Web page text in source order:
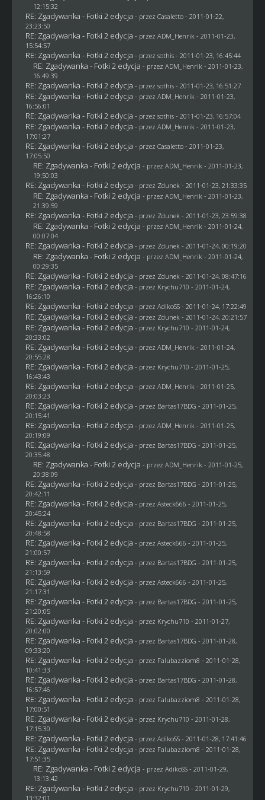
12:15:32
RE: Zgadywanka - Fotki 2 edycja - przez Casaletto- 2011-01-22,
23:23:50
RE: Zgadywanka - Fotki 2 edycja - przez ADM_Henrik - 2011-01-23,
15:54:57
RE: Zgadywanka - Fotki 2 edycja - przez sothis- 2011-01-23, 16:45:44
RE: Zgadywanka - Fotki 2 edycja - przez ADM_Henrik - 2011-01-23,
16:49:39
RE: Zgadywanka - Fotki 2 edycja - przez sothis- 2011-01-23, 16:51:27
RE: Zgadywanka - Fotki 2 edycja - przez ADM_Henrik - 2011-01-23,
16:56:01
RE: Zgadywanka - Fotki 2 edycja - przez sothis- 2011-01-23, 16:57:04
RE: Zgadywanka - Fotki 2 edycja - przez ADM_Henrik - 2011-01-23,
17:01:27
RE: Zgadywanka - Fotki 2 edycja - przez Casaletto- 2011-01-23,
17:05:50
RE: Zgadywanka - Fotki 2 edycja - przez ADM_Henrik - 2011-01-23,
19:50:03
RE: Zgadywanka - Fotki 2 edycja - przez Zdunek - 2011-01-23, 21:33:35
RE: Zgadywanka - Fotki 2 edycja - przez ADM_Henrik - 2011-01-23,
21:39:59
RE: Zgadywanka - Fotki 2 edycja - przez Zdunek - 2011-01-23, 23:59:38
RE: Zgadywanka - Fotki 2 edycja - przez ADM_Henrik - 2011-01-24,
00:07:04
RE: Zgadywanka - Fotki 2 edycja - przez Zdunek - 2011-01-24, 00:19:20
RE: Zgadywanka - Fotki 2 edycja - przez ADM_Henrik - 2011-01-24,
00:29:35
RE: Zgadywanka - Fotki 2 edycja - przez Zdunek - 2011-01-24, 08:47:16
RE: Zgadywanka - Fotki 2 edycja - przez Krychu710 - 2011-01-24,
16:26:10
RE: Zgadywanka - Fotki 2 edycja - przez AdikoSS - 2011-01-24, 17:22:49
RE: Zgadywanka - Fotki 2 edycja - przez Zdunek - 2011-01-24, 20:21:57
RE: Zgadywanka - Fotki 2 edycja - przez Krychu710 - 2011-01-24,
20:33:02
RE: Zgadywanka - Fotki 2 edycja - przez ADM_Henrik - 2011-01-24,
20:55:28
RE: Zgadywanka - Fotki 2 edycja - przez Krychu710 - 2011-01-25,
16:43:43
RE: Zgadywanka - Fotki 2 edycja - przez ADM_Henrik - 2011-01-25,
20:03:23
RE: Zgadywanka - Fotki 2 edycja - przez Bartas17BDG - 2011-01-25,
20:15:41
RE: Zgadywanka - Fotki 2 edycja - przez ADM_Henrik - 2011-01-25,
20:19:09
RE: Zgadywanka - Fotki 2 edycja - przez Bartas17BDG - 2011-01-25,
20:35:48
RE: Zgadywanka - Fotki 2 edycja - przez ADM_Henrik - 2011-01-25,
20:38:09
RE: Zgadywanka - Fotki 2 edycja - przez Bartas17BDG - 2011-01-25,
20:42:11
RE: Zgadywanka - Fotki 2 edycja - przez Asteck666 - 2011-01-25,
20:45:24
RE: Zgadywanka - Fotki 2 edycja - przez Bartas17BDG - 2011-01-25,
20:48:58
RE: Zgadywanka - Fotki 2 edycja - przez Asteck666 - 2011-01-25,
21:00:57
RE: Zgadywanka - Fotki 2 edycja - przez Bartas17BDG - 2011-01-25,
21:13:59
RE: Zgadywanka - Fotki 2 edycja - przez Asteck666 - 2011-01-25,
21:17:31
RE: Zgadywanka - Fotki 2 edycja - przez Bartas17BDG - 2011-01-25,
21:20:05
RE: Zgadywanka - Fotki 2 edycja - przez Krychu710 - 2011-01-27,
20:02:00
RE: Zgadywanka - Fotki 2 edycja - przez Bartas17BDG - 2011-01-28,
09:33:20
RE: Zgadywanka - Fotki 2 edycja - przez Falubazziom8 - 2011-01-28,
10:41:33
RE: Zgadywanka - Fotki 2 edycja - przez Bartas17BDG - 2011-01-28,
16:57:46
RE: Zgadywanka - Fotki 2 edycja - przez Falubazziom8 - 2011-01-28,
17:00:51
RE: Zgadywanka - Fotki 2 edycja - przez Krychu710 - 2011-01-28,
17:15:30
RE: Zgadywanka - Fotki 2 edycja - przez AdikoSS - 2011-01-28, 17:41:46
RE: Zgadywanka - Fotki 2 edycja - przez Falubazziom8 - 2011-01-28,
17:51:35
RE: Zgadywanka - Fotki 2 edycja - przez AdikoSS - 2011-01-29,
13:13:42
RE: Zgadywanka - Fotki 2 edycja - przez Krychu710 - 2011-01-29,
13:32:01